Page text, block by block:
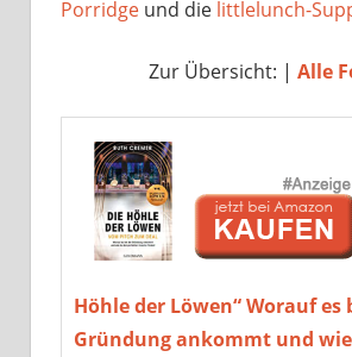
Porridge und die littlelunch-
Zur Übersicht: | Alle
Höhle der Löwen“ Worauf es
Gründung ankommt und